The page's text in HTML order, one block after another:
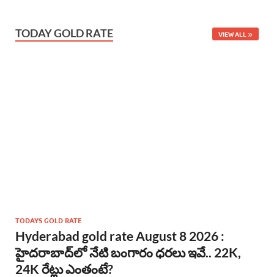
TODAY GOLD RATE VIEW ALL
TODAYS GOLD RATE
Hyderabad gold rate August 8 2026 :
హైదరాబాద్‌లో నేటి బంగారం ధరలు ఇవే.. 22K,
24K రేట్లు ఎంతంటే?